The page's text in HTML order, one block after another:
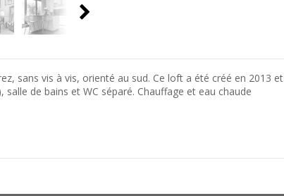
sans vis à vis, orienté au sud. Ce loft a été créé en 2013 et
de bains et WC séparé. Chauffage et eau chaude